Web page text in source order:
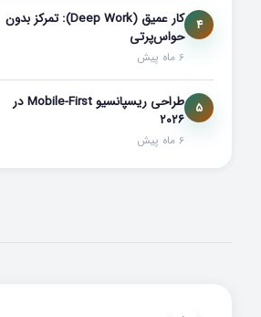
4
کار عمیق (Deep Work): تمرکز بدون
حواس‌پرتی
6 ماه پیش
5
طراحی ریسپانسیو Mobile-First در
۲۰۲۶
6 ماه پیش